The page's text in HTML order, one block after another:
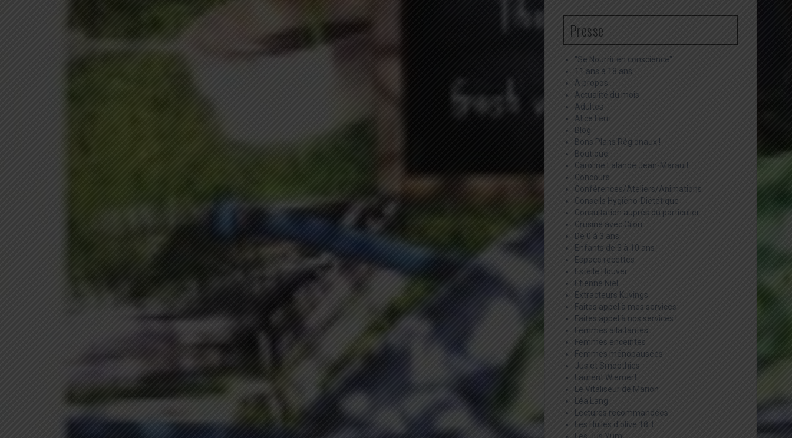
Presse
"Se Nourrir en conscience"
11 ans à 18 ans
A propos
Actualité du mois
Adultes
Alice Ferri
Blog
Bons Plans Régionaux !
Boutique
Caroline Lalande Jean-Marault
Concours
Conférences/Ateliers/Animations
Conseils Hygièno-Diététique
Consultation auprès du particulier
Crusine avec Cilou
De 0 à 3 ans
Enfants de 3 à 10 ans
Espace recettes
Estelle Houver
Etienne Niel
Extracteurs Kuvings
Faites appel à mes services
Faites appel à nos services !
Femmes allaitantes
Femmes enceintes
Femmes ménopausées
Jus et Smoothies
Laurent Wiemert
Le Vitaliseur de Marion
Léa Lang
Lectures recommandées
Les Huiles d'olive 18:1